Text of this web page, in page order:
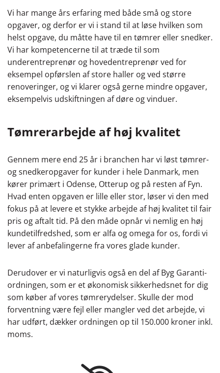
Vi har mange års erfaring med både små og store
opgaver, og derfor er vi i stand til at løse hvilken som
helst opgave, du måtte have til en tømrer eller snedker.
Vi har kompetencerne til at træde til som
underentreprenør og hovedentreprenør ved for
eksempel opførslen af store haller og ved større
renoveringer, og vi klarer også gerne mindre opgaver,
eksempelvis udskiftningen af døre og vinduer.
Tømrerarbejde af høj kvalitet
Gennem mere end 25 år i branchen har vi løst tømrer-
og snedkeropgaver for kunder i hele Danmark, men
kører primært i Odense, Otterup og på resten af Fyn.
Hvad enten opgaven er lille eller stor, løser vi den med
fokus på at levere et stykke arbejde af høj kvalitet til fair
pris og aftalt tid. På den måde opnår vi nemlig en høj
kundetilfredshed, som er alfa og omega for os, fordi vi
lever af anbefalingerne fra vores glade kunder.
Derudover er vi naturligvis også en del af Byg Garanti-
ordningen, som er et økonomisk sikkerhedsnet for dig
som køber af vores tømrerydelser. Skulle der mod
forventning være fejl eller mangler ved det arbejde, vi
har udført, dækker ordningen op til 150.000 kroner inkl.
moms.